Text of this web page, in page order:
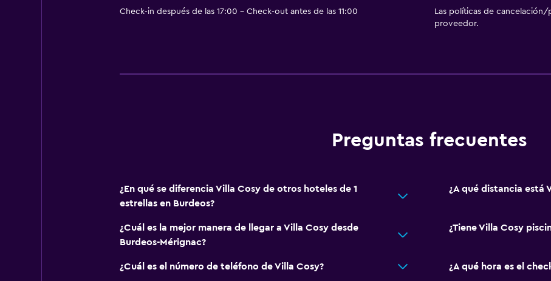
Check-in después de las 17:00 - Check-out antes de las 11:00
Las políticas de
proveedor.
Preguntas frecuentes
¿En qué se diferencia Villa Cosy de otros hoteles de 1
estrellas en Burdeos?
¿A qué distancia está
¿Cuál es la mejor manera de llegar a Villa Cosy desde
Burdeos-Mérignac?
¿Tiene Villa Cosy
¿Cuál es el número de teléfono de Villa Cosy? ¿A qué hora es el